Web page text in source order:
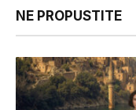
NE PROPUSTITE